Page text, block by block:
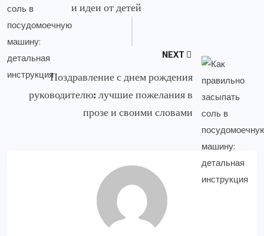
и идеи от детей
NEXT
Поздравление с днем рождения
руководителю: лучшие пожелания в
прозе и своими словами